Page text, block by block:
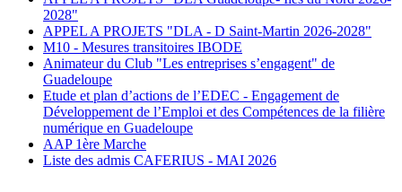
2028"
APPEL A PROJETS "DLA - D Saint-Martin 2026-2028"
M10 - Mesures transitoires IBODE
Animateur du Club "Les entreprises s’engagent" de
Guadeloupe
Etude et plan d’actions de l’EDEC - Engagement de
Développement de l’Emploi et des Compétences de la filière
numérique en Guadeloupe
AAP 1ère Marche
Liste des admis CAFERIUS - MAI 2026